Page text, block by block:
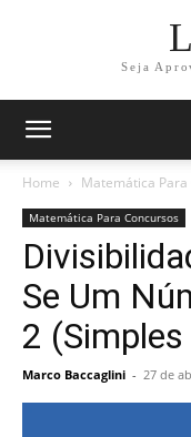
Seja
Home Matemática Para
Matemática Para Concursos
Se Um
2
Marco Baccaglini - 27 de